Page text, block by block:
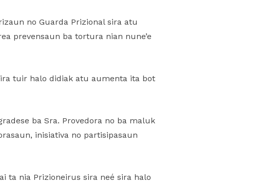
no Guarda Prizional sira atu
prevensaun ba tortura nian nune’e
tuir halo didiak atu aumenta ita bot
ba Sra. Provedora no ba maluk
inisiativa no partisipasaun
ta nia Prizioneirus sira neé sira halo